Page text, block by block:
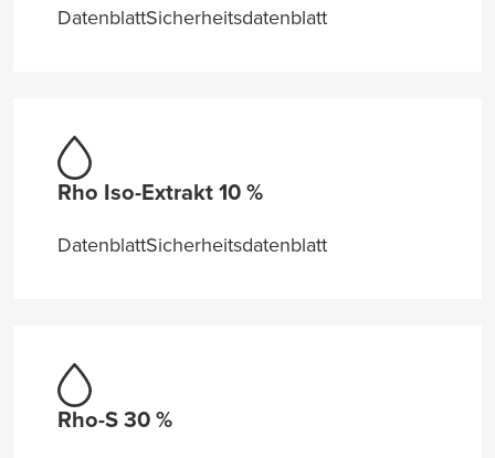
DatenblattSicherheitsdatenblatt
Rho Iso-Extrakt 10 %
DatenblattSicherheitsdatenblatt
Rho-S 30 %